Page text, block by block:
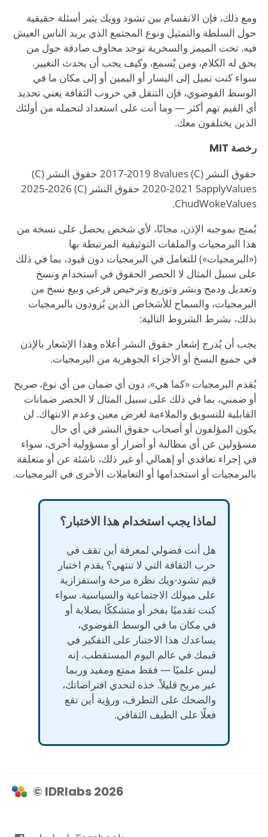
ومع ذلك، فإن الانقسام بين تشود وويك يثير أسئلة حقيقية
حول السلطة والتمثيل ونوع المجتمع الذي يريد الناس العيش
فيه. تحت الميمز والسخرية توجد مخاوف صادقة حول من
يحق له الكلام، ومن يُسمع، وكيف يجب أن يحدث التغيير.
سواء كنت تميل إلى اليسار أو اليمين أو إلى مكان ما في
الوسط الفوضوي، فإن التنقل في حروب الثقافة يعني تحديد
أي القيم تهم أكثر — وما أنت على استعداد لتحمله من أولئك
الذين يختلفون معك.
رخصة MIT
حقوق النشر (C) 2017-2019 8values حقوق النشر (C)
2020-2021 SapplyValues حقوق النشر (C) 2025-2026
ChudWokeValues.
يُمنح بموجبه الإذن، مجانًا، لأي شخص يحصل على نسخة من
هذا البرمجيات والملفات التوثيقية المرتبطة بها
(«البرمجيات») للتعامل في البرمجيات دون قيود، بما في ذلك
على سبيل المثال لا الحصر الحقوق في استخدام ونسخ
وتعديل ودمج ونشر وتوزيع وترخيص فرعي وبيع نسخ من
البرمجيات، والسماح للأشخاص الذين يُزودون بالبرمجيات
بذلك، بشرط الشروط التالية:
يجب أن يُدرج إشعار حقوق النشر أعلاه وهذا الإشعار بالإذن
في جميع النسخ أو الأجزاء الجوهرية من البرمجيات.
يُقدم البرمجيات «كما هي»، دون أي ضمان من أي نوع، صريح
أو ضمني، بما في ذلك على سبيل المثال لا الحصر ضمانات
القابلية للتسويق والملاءمة لغرض معين وعدم الانتهاك. لن
يكون المؤلفون أو أصحاب حقوق النشر في أي حال
مسؤولين عن أي مطالبة أو أضرار أو مسؤولية أخرى، سواء
في إجراء تعاقدي أو إهمالي أو غير ذلك، ناشئة عن أو متعلقة
بالبرمجيات أو استخدامها أو التعاملات الأخرى في البرمجيات.
لماذا يجب استخدام هذا الاختبار؟
هل أنت فضولي لمعرفة أين تقف في
حرب الثقافة التي لا تنتهي؟ يقدم اختبار
قيم تشود-ويك نظرة مرحة واستفزازية
على ميولك الاجتماعية والسياسية. سواء
كنت تقدميًا بفخر أو متشككًا بصلابة أو
في مكان ما في الوسط الفوضوي،
يساعدك هذا الاختبار على التفكير في
قيمك في عالم اليوم المستقطب. إنه
ليس علميًا — فقط ممتع ومفيد وربما
غير مريح قليلاً. خذه لتحدي افتراضاتك،
والضحك على التطرف، ورؤية أين تقع
فعلًا على الطيف الثقافي.
© IDRlabs 2026